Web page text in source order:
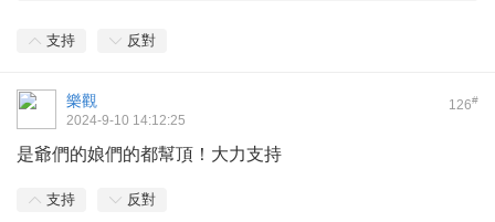
支持 反對
126#
樂觀
2024-9-10 14:12:25
是爺們的娘們的都幫頂！大力支持
支持 反對